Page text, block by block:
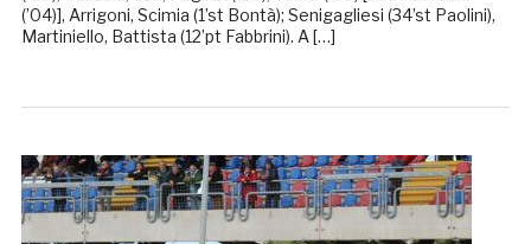
(’04)], Arrigoni, Scimia (1’st Bontà); Senigagliesi (34’st Paolini),
Martiniello, Battista (12’pt Fabbrini). A […]